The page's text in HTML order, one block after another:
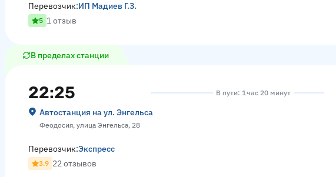
Перевозчик:ИП Мадиев Г.З.
5 1 отзыв
В пределах станции
22:25
Автостанция на ул. Энгельса
Феодосия, улица Энгельса, 28
В пути: 1 час 20 минут
Перевозчик:Экспресс
3.9 22 отзывов